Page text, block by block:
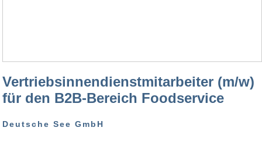
Vertriebsinnendienstmitarbeiter (m/w)
für den B2B-Bereich Foodservice
Deutsche See GmbH